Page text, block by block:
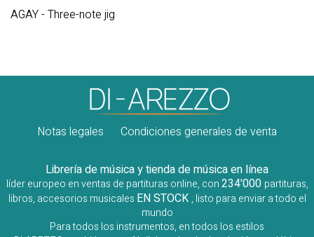
AGAY - Three-note jig
Notas legales Condiciones generales de venta
Librería de música y tienda de música en línea
líder europeo en ventas de partituras online, con234'000 partituras,
libros, accesorios musicales EN STOCK , listo para enviar a todo el
mundo
Para todos los instrumentos, en todos los estilos